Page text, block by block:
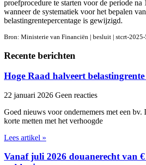
proefprocedure te starten voor de periode na
wanneer de systematiek voor het bepalen
belastingrentepercentage is gewijzigd.
Bron: Ministerie van Financiën | besluit | stcrt-
Recente berichten
Hoge Raad halveert belastingrente
22 januari 2026 Geen reacties
Goed nieuws voor ondernemers met een bv.
korte metten met het verhoogde
Lees artikel »
Vanaf juli 2026 douanerecht van